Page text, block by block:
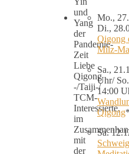
und
Yang
der
Pandemie-
Zeit
Liebe
Qigong
-/Taiji-/
TCM-
Interessierte,
im
mit
der
Mo.,
Di.,
Qigong
Milz-
Sa.,
Uhr/
14:00
Qigong
Sa.